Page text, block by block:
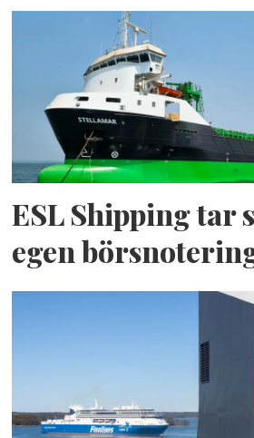
ESL Shipping tar
egen